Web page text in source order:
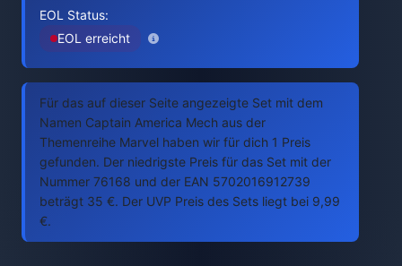
EOL Status:
EOL erreicht
Für das auf dieser Seite angezeigte Set mit dem
Namen Captain America Mech aus der
Themenreihe Marvel haben wir für dich 1 Preis
gefunden. Der niedrigste Preis für das Set mit der
Nummer 76168 und der EAN 5702016912739
beträgt 35 €. Der UVP Preis des Sets liegt bei 9,99
€.